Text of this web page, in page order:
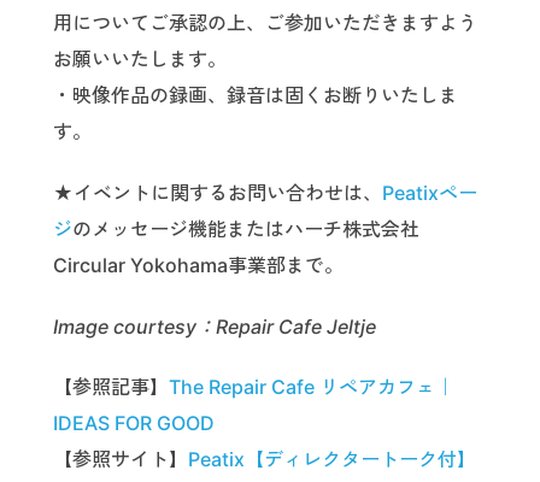
用についてご承認の上、ご参加いただきますよう
お願いいたします。
・映像作品の録画、録音は固くお断りいたしま
す。
★イベントに関するお問い合わせは、 Peatixペー
ジのメッセージ機能またはハーチ株式会社
Circular Yokohama事業部まで。
Image courtesy：Repair Cafe Jeltje
【参照記事】 The Repair Cafe リペアカフェ｜
IDEAS FOR GOOD
【参照サイト】 Peatix【ディレクタートーク付】